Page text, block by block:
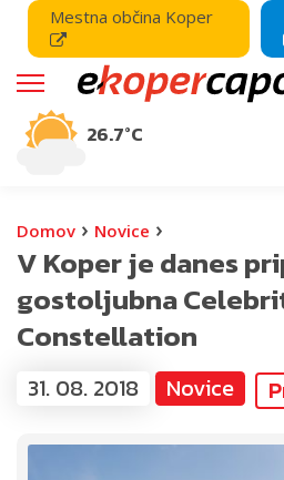
Mestna občina Koper
26.7°C
Domov › Novice ›
V Koper je danes
gostoljubna
Constellation
31. 08. 2018 Novice